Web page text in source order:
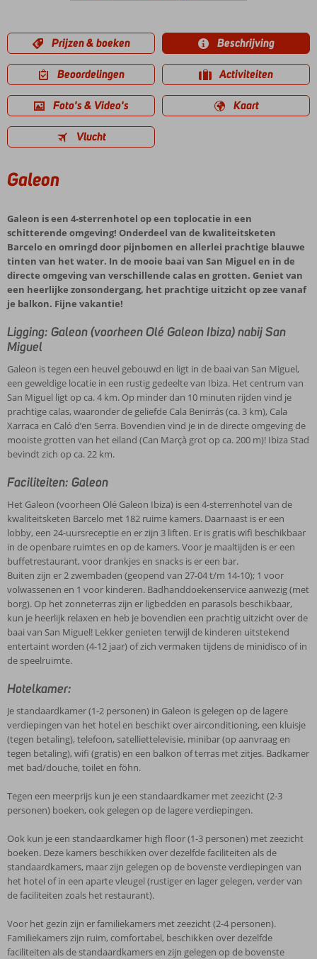
Prijzen & boeken Beschrijving
Beoordelingen Activiteiten
Foto's & Video's Kaart
Vlucht
Galeon
Galeon is een 4-sterrenhotel op een toplocatie in een
schitterende omgeving! Onderdeel van de kwaliteitsketen
Barcelo en omringd door pijnbomen en allerlei prachtige blauwe
tinten van het water. In de mooie baai van San Miguel en in de
directe omgeving van verschillende calas en grotten. Geniet van
een heerlijke zonsondergang, het prachtige uitzicht op zee vanaf
je balkon. Fijne vakantie!
Ligging: Galeon (voorheen Olé Galeon Ibiza) nabij San
Miguel
Galeon is tegen een heuvel gebouwd en ligt in de baai van San Miguel,
een geweldige locatie in een rustig gedeelte van Ibiza. Het centrum van
San Miguel ligt op ca. 4 km. Op minder dan 10 minuten rijden vind je
prachtige calas, waaronder de geliefde Cala Benirrás (ca. 3 km), Cala
Xarraca en Caló d’en Serra. Bovendien vind je in de directe omgeving de
mooiste grotten van het eiland (Can Marçà grot op ca. 200 m)! Ibiza Stad
bevindt zich op ca. 22 km.
Faciliteiten: Galeon
Het Galeon (voorheen Olé Galeon Ibiza) is een 4-sterrenhotel van de
kwaliteitsketen Barcelo met 182 ruime kamers. Daarnaast is er een
lobby, een 24-uursreceptie en er zijn 3 liften. Er is gratis wifi beschikbaar
in de openbare ruimtes en op de kamers. Voor je maaltijden is er een
buffetrestaurant, voor drankjes en snacks is er een bar.
Buiten zijn er 2 zwembaden (geopend van 27-04 t/m 14-10); 1 voor
volwassenen en 1 voor kinderen. Badhanddoekenservice aanwezig (met
borg). Op het zonneterras zijn er ligbedden en parasols beschikbaar,
kun je heerlijk relaxen en heb je bovendien een prachtig uitzicht over de
baai van San Miguel! Lekker genieten terwijl de kinderen uitstekend
entertaint worden (4-12 jaar) of zich vermaken tijdens de minidisco of in
de speelruimte.
Hotelkamer:
Je standaardkamer (1-2 personen) in Galeon is gelegen op de lagere
verdiepingen van het hotel en beschikt over airconditioning, een kluisje
(tegen betaling), telefoon, satelliettelevisie, minibar (op aanvraag en
tegen betaling), wifi (gratis) en een balkon of terras met zitjes. Badkamer
met bad/douche, toilet en föhn.
Tegen een meerprijs kun je een standaardkamer met zeezicht (2-3
personen) boeken, ook gelegen op de lagere verdiepingen.
Ook kun je een standaardkamer high floor (1-3 personen) met zeezicht
boeken. Deze kamers beschikken over dezelfde faciliteiten als de
standaardkamers, maar zijn gelegen op de bovenste verdiepingen van
het hotel of in een aparte vleugel (rustiger en lager gelegen, verder van
de faciliteiten zoals het restaurant).
Voor het gezin zijn er familiekamers met zeezicht (2-4 personen).
Familiekamers zijn ruim, comfortabel, beschikken over dezelfde
faciliteiten als de standaardkamers en zijn gelegen op de bovenste